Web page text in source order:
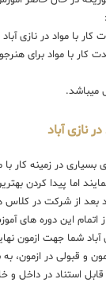
کار با مواد برای
میباشد.
نازی آباد
در زمینه کار با
اما پیدا کردن
بعد از شرکت در کلاس
این دوره های
آباد شما جهت ازمون
و قبولی در ازمون، به
استناد در داخل و